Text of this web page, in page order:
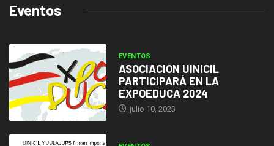
Eventos
EVENTOS
ASOCIACION UINICIL
PARTICIPARÁ EN LA
EXPOEDUCA 2024
julio 10, 2023